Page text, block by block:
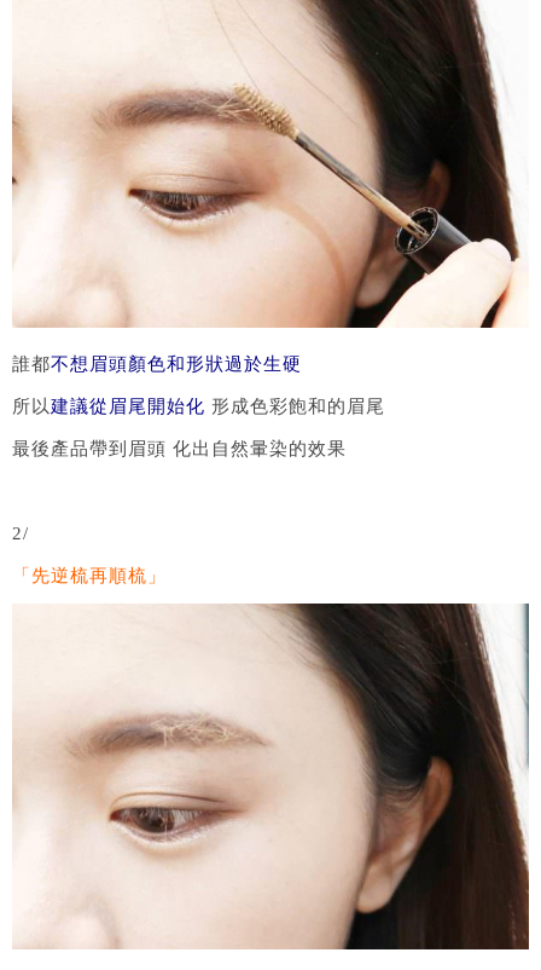
誰都不想眉頭顏色和形狀過於生硬
所以建議從眉尾開始化 形成色彩飽和的眉尾
最後產品帶到眉頭 化出自然暈染的效果
2/
「先逆梳再順梳」